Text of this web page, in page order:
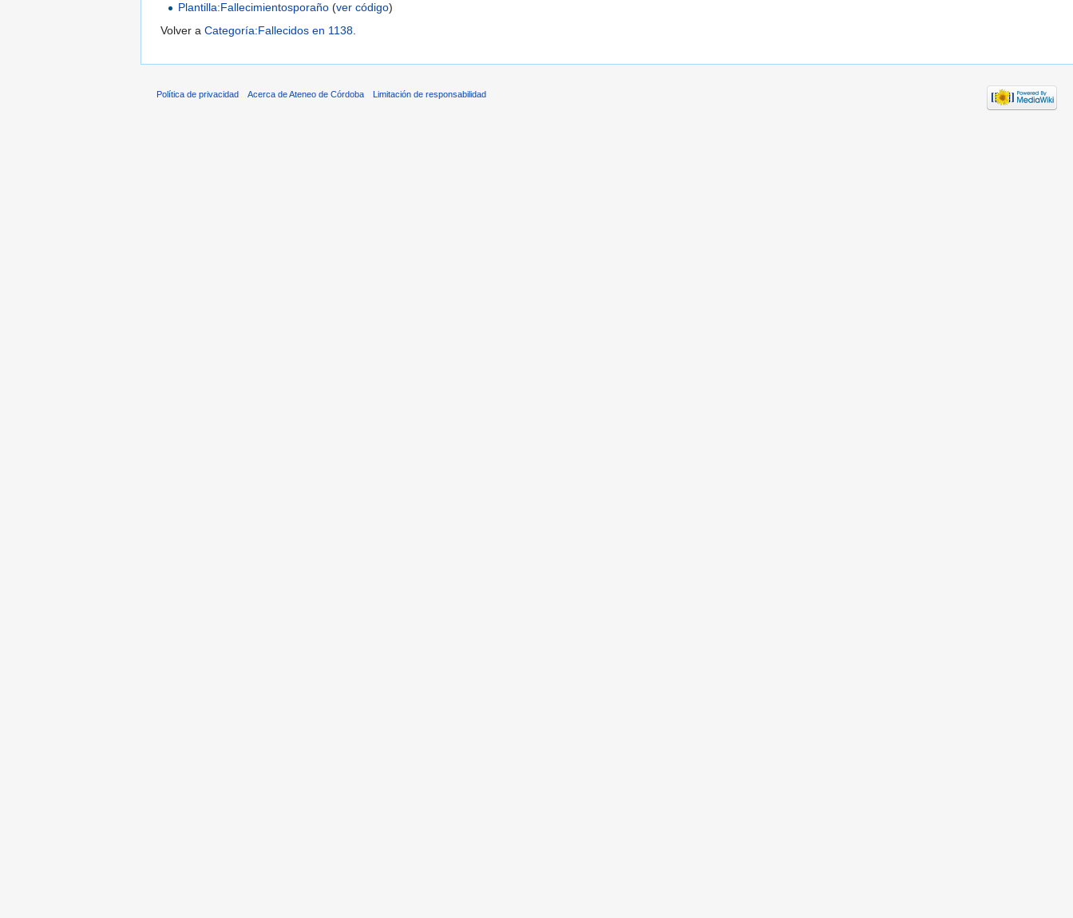
Plantilla:Fallecimientosporaño (ver código)
Volver a Categoría:Fallecidos en 1138.
Política de privacidad Acerca de Ateneo de Córdoba Limitación de responsabilidad